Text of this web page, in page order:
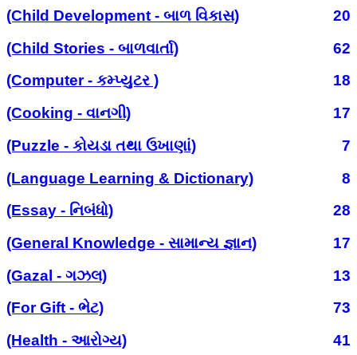
(Child Development - બાળ વિકાસ)
20
(Child Stories - બાળવાર્તા)
62
(Computer - કમ્પ્યુટર )
18
(Cooking - વાનગી)
17
(Puzzle - કોયડા તથા ઉખાણાં)
7
(Language Learning & Dictionary)
8
(Essay - નિબંધો)
28
(General Knowledge - સામાન્ય જ્ઞાન)
17
(Gazal - ગઝલ)
13
(For Gift - ભેટ)
73
(Health - આરોગ્ય)
41